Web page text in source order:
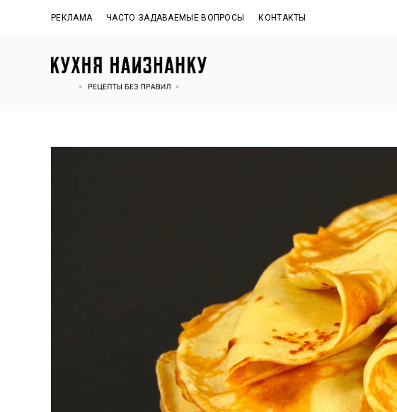
РЕКЛАМА ЧАСТО ЗАДАВАЕМЫЕ ВОПРОСЫ КОНТАКТЫ
Официальный